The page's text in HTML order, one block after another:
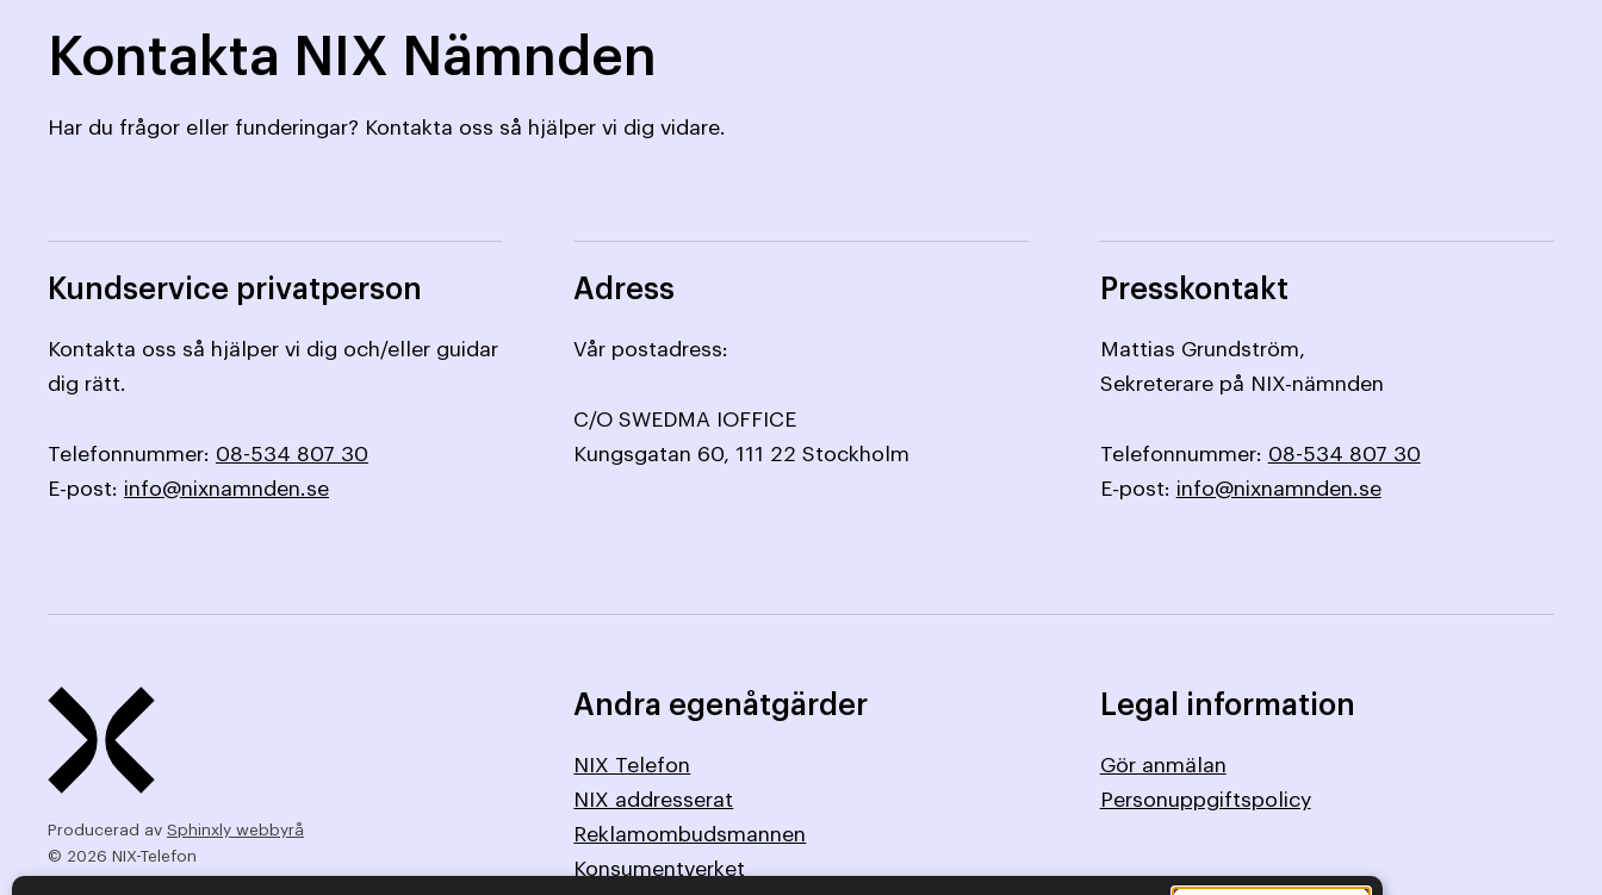
Kontakta NIX Nämnden
Har du frågor eller funderingar? Kontakta oss så hjälper vi dig vidare.
Kundservice privatperson
Kontakta oss så hjälper vi dig och/eller guidar
dig rätt.
Telefonnummer: 08-534 807 30
E-post: info@nixnamnden.se
Adress
Vår postadress:
C/O SWEDMA IOFFICE
Kungsgatan 60, 111 22 Stockholm
Presskontakt
Mattias Grundström,
Sekreterare på NIX-nämnden
Telefonnummer: 08-534 807 30
E-post: info@nixnamnden.se
Producerad av Sphinxly webbyrå
© 2026 NIX-Telefon
Andra egenåtgärder
NIX Telefon
NIX addresserat
Reklamombudsmannen
Konsumentverket
Legal information
Gör anmälan
Personuppgiftspolicy